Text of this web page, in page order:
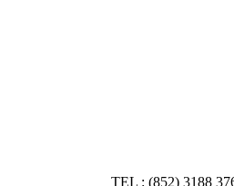
TEL : (852) 3188